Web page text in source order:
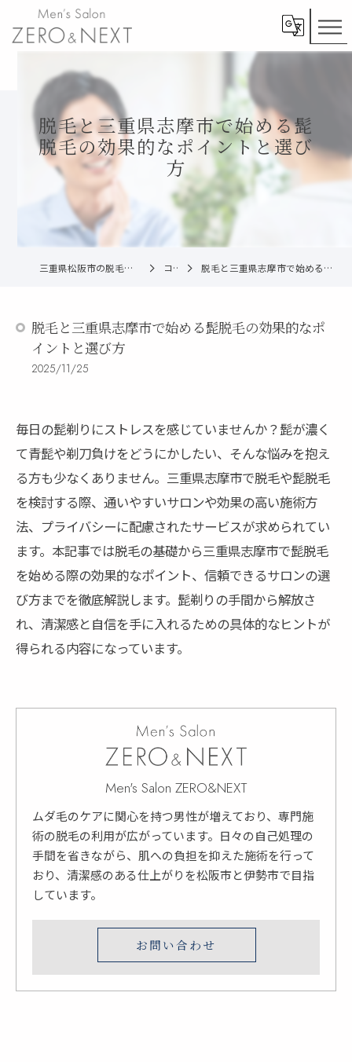
脱毛と三重県志摩市で始める髭
脱毛の効果的なポイントと選び
方
三重県松阪市の脱毛ならメンズ脱毛ZERO松阪店 コラム 脱毛と三重県志摩市で始める髭脱毛の効果的なポイントと選び方
脱毛と三重県志摩市で始める髭脱毛の効果的なポ
イントと選び方
2025/11/25
毎日の髭剃りにストレスを感じていませんか？髭が濃く
て青髭や剃刀負けをどうにかしたい、そんな悩みを抱え
る方も少なくありません。三重県志摩市で脱毛や髭脱毛
を検討する際、通いやすいサロンや効果の高い施術方
法、プライバシーに配慮されたサービスが求められてい
ます。本記事では脱毛の基礎から三重県志摩市で髭脱毛
を始める際の効果的なポイント、信頼できるサロンの選
び方までを徹底解説します。髭剃りの手間から解放さ
れ、清潔感と自信を手に入れるための具体的なヒントが
得られる内容になっています。
Men's Salon ZERO&NEXT
ムダ毛のケアに関心を持つ男性が増えており、専門施
術の脱毛の利用が広がっています。日々の自己処理の
手間を省きながら、肌への負担を抑えた施術を行って
おり、清潔感のある仕上がりを松阪市と伊勢市で目指
しています。
お問い合わせ